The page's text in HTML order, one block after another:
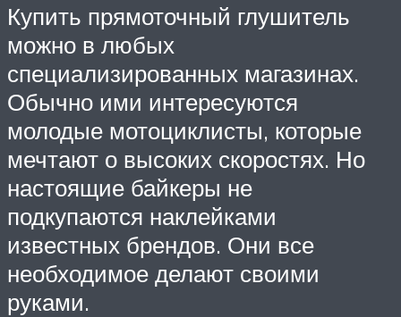
Купить прямоточный глушитель
можно в любых
специализированных магазинах.
Обычно ими интересуются
молодые мотоциклисты, которые
мечтают о высоких скоростях. Но
настоящие байкеры не
подкупаются наклейками
известных брендов. Они все
необходимое делают своими
руками.